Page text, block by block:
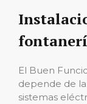
El Buen
depende de
sistemas